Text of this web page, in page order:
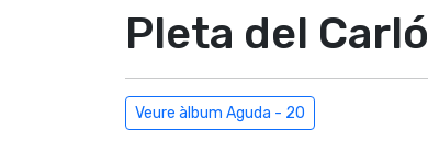
Pleta del Carló
Veure àlbum Aguda - 20